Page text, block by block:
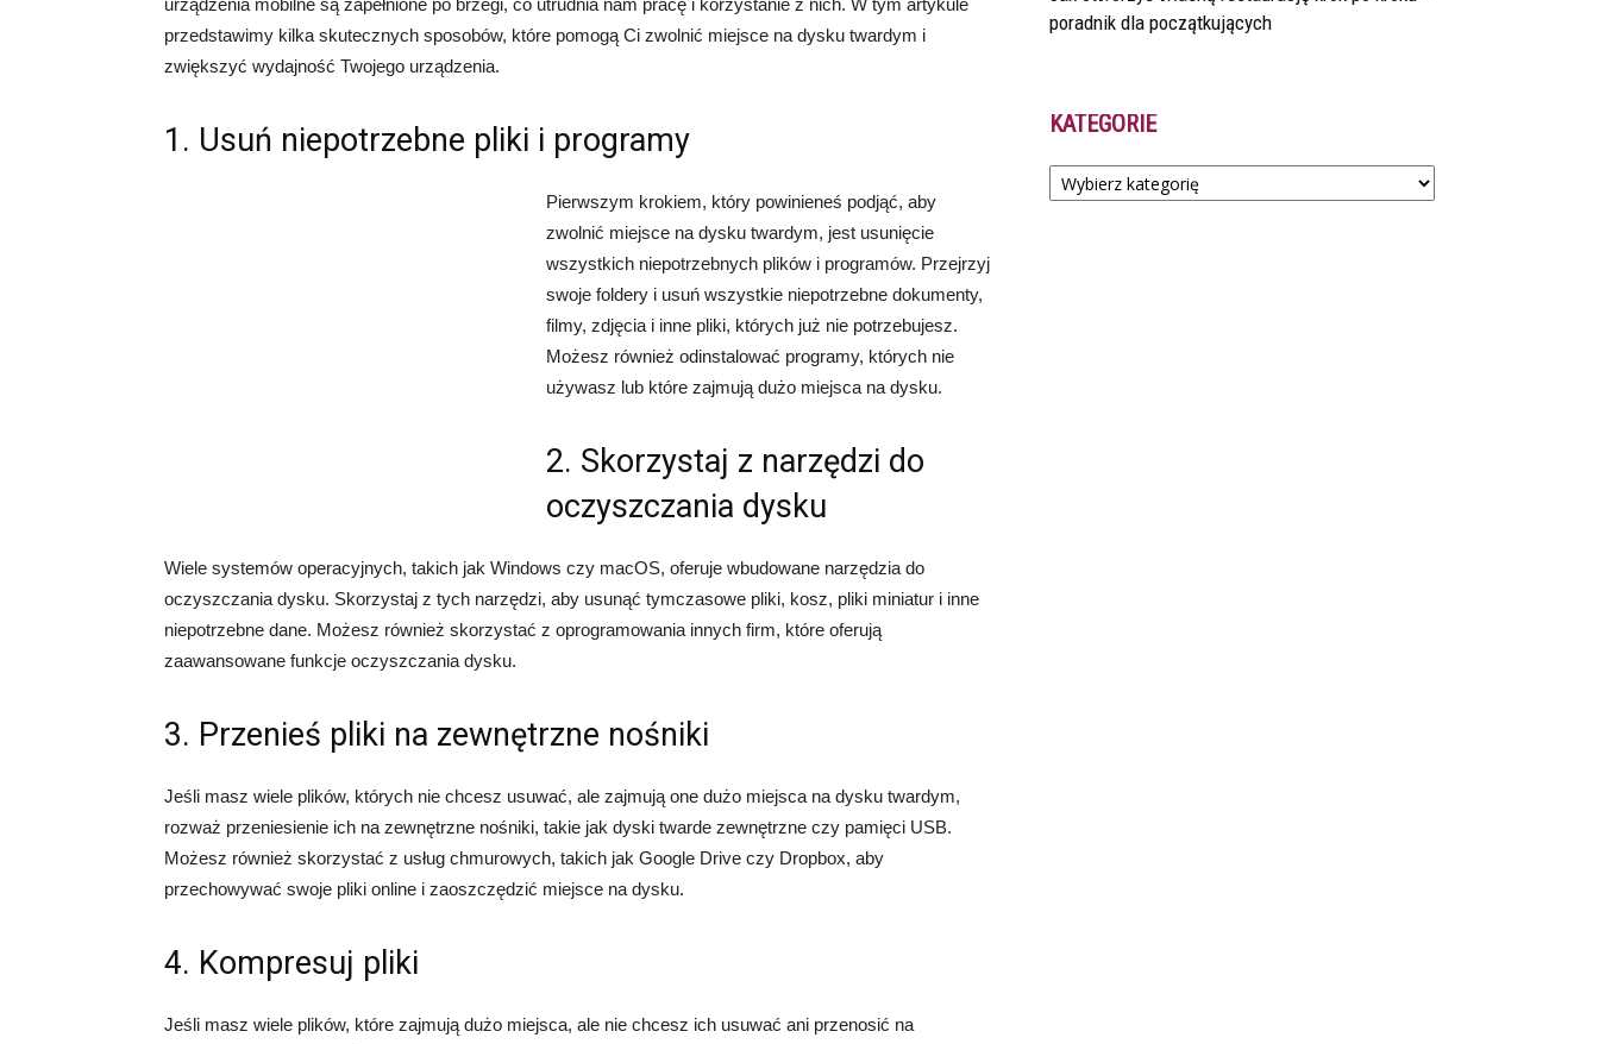
urządzenia mobilne są zapełnione po brzegi, co utrudnia nam pracę i korzystanie z nich. W tym artykule
przedstawimy kilka skutecznych sposobów, które pomogą Ci zwolnić miejsce na dysku twardym i
zwiększyć wydajność Twojego urządzenia.
1. Usuń niepotrzebne pliki i programy
Pierwszym krokiem, który powinieneś podjąć, aby
zwolnić miejsce na dysku twardym, jest usunięcie
wszystkich niepotrzebnych plików i programów. Przejrzyj
swoje foldery i usuń wszystkie niepotrzebne dokumenty,
filmy, zdjęcia i inne pliki, których już nie potrzebujesz.
Możesz również odinstalować programy, których nie
używasz lub które zajmują dużo miejsca na dysku.
2. Skorzystaj z narzędzi do
oczyszczania dysku
Wiele systemów operacyjnych, takich jak Windows czy macOS, oferuje wbudowane narzędzia do
oczyszczania dysku. Skorzystaj z tych narzędzi, aby usunąć tymczasowe pliki, kosz, pliki miniatur i inne
niepotrzebne dane. Możesz również skorzystać z oprogramowania innych firm, które oferują
zaawansowane funkcje oczyszczania dysku.
3. Przenieś pliki na zewnętrzne nośniki
Jeśli masz wiele plików, których nie chcesz usuwać, ale zajmują one dużo miejsca na dysku twardym,
rozważ przeniesienie ich na zewnętrzne nośniki, takie jak dyski twarde zewnętrzne czy pamięci USB.
Możesz również skorzystać z usług chmurowych, takich jak Google Drive czy Dropbox, aby
przechowywać swoje pliki online i zaoszczędzić miejsce na dysku.
4. Kompresuj pliki
Jeśli masz wiele plików, które zajmują dużo miejsca, ale nie chcesz ich usuwać ani przenosić na
poradnik dla początkujących
KATEGORIE
Kategorie